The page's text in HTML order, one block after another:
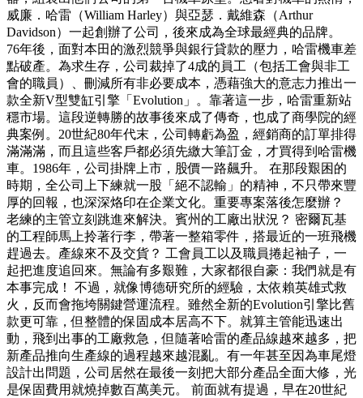
威廉．哈雷（William Harley）與亞瑟．戴維森（Arthur
Davidson）一起創辦了公司，後來成為全球最經典的品牌。
76年後，面對本田的激烈競爭與銀行貸款的壓力，哈雷機車差
點破產。為求生存，公司裁掉了4成的員工（包括工會與非工
會的職員）、刪減所有非必要成本，憑藉強大的意志力推出一
款全新V型雙缸引擎「Evolution」。靠著這一步，哈雷重新站
穩市場。這段逆轉勝的故事後來成了傳奇，也成了商學院的經
典案例。20世紀80年代末，公司轉虧為盈，經銷商的訂單排得
滿滿滿，而且這些客戶都必須先繳大筆訂金，才買得到哈雷機
車。1986年，公司掛牌上市，股價一路飆升。 在那段艱困的
時期，全公司上下練就一股「絕不認輸」的精神，不只帶來豐
厚的回報，也深深烙印在企業文化。重要專案落後怎麼辦？
老練的主管立刻跳進來解決。賓州的工廠出狀況？ 密爾瓦基
的工程師馬上拎著行李，帶著一整箱零件，搭最近的一班飛機
趕過去。產線來不及交貨？ 工會員工以及職員捲起袖子，一
起把進度追回來。無論有多艱難，大家都很自豪：我們就是有
本事完成！ 不過，就像博德研究所的經驗，太依賴英雄式救
火，反而會拖垮關鍵營運流程。雖然全新的Evolution引擎比舊
款更可靠，但整體的保固成本居高不下。就算主管能迅速出
動，飛到出事的工廠救急，但隨著哈雷的產品線越來越多，把
新產品推向生產線的過程越來越混亂。有一年甚至因為車尾燈
設計出問題，公司居然在最後一刻把大部分產品全面大修，光
是保固費用就燒掉數百萬美元。 前面就有提過，早在20世紀